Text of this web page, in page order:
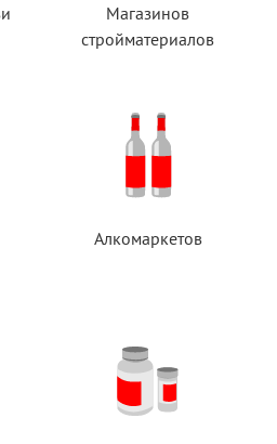
Магазинов
стройматериалов
Алкомаркетов